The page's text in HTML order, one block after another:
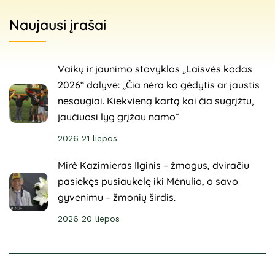
Naujausi įrašai
Vaikų ir jaunimo stovyklos „Laisvės kodas
2026“ dalyvė: „Čia nėra ko gėdytis ar jaustis
nesaugiai. Kiekvieną kartą kai čia sugrįžtu,
jaučiuosi lyg grįžau namo“
2026 21 liepos
Mirė Kazimieras Ilginis – žmogus, dviračiu
pasiekęs pusiaukelę iki Mėnulio, o savo
gyvenimu – žmonių širdis.
2026 20 liepos